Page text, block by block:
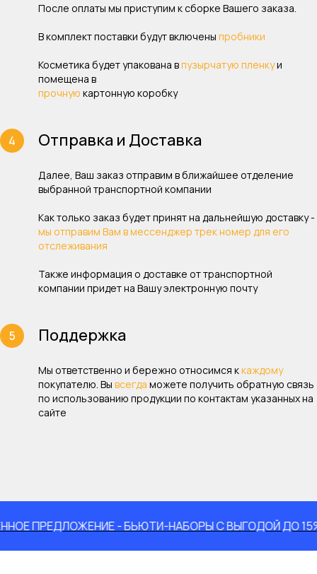
После оплаты мы приступим к сборке Вашего заказа.
В комплект поставки будут включены пробники
Косметика будет упакована впузырчатую пленкуи
помещена в
прочную картонную коробку
Отправка и Доставка
Далее, Ваш заказ отправим в ближайшее отделение
выбранной транспортной компании
Как только заказ будет принят на дальнейшую доставку -
мы отправим Вам в мессенджер трек номер для его
отслеживания
Также информация о доставке от транспортной
компании придет на Вашу электронную почту
Поддержка
Мы ответственно и бережно относимся ккаждому
покупателю. Вы всегда можете получить обратную связь
по использованию продукции по контактам указанных на
сайте
- БЬЮТИ-НАБОРЫ С ВЫГОДОЙ ДО 15%